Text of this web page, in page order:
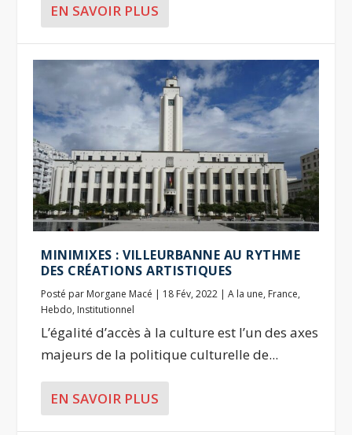
EN SAVOIR PLUS
MINIMIXES : VILLEURBANNE AU RYTHME
DES CRÉATIONS ARTISTIQUES
Posté par Morgane Macé | 18 Fév, 2022 |A la une, France,
Hebdo, Institutionnel
L’égalité d’accès à la culture est l’un des axes
majeurs de la politique culturelle de...
EN SAVOIR PLUS